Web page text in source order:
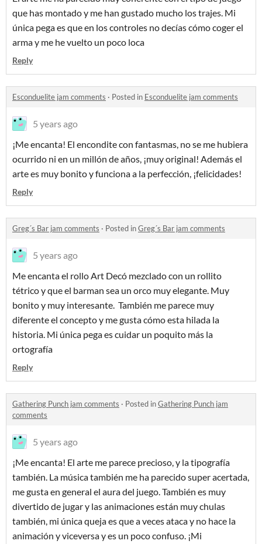
que has montado y me han gustado mucho los trajes. Mi
única pega es que en los controles no decías cómo coger el
arma y me he vuelto un poco loca
Reply
Esconduelite jam comments · Posted in Esconduelite jam comments
5 years ago
¡Me encanta! El encondite con fantasmas, no se me hubiera
ocurrido ni en un millón de años, ¡muy original! Además el
arte es muy bonito y funciona a la perfección, ¡felicidades!
Reply
Greg´s Bar jam comments · Posted inGreg´s Bar jam comments
5 years ago
Me encanta el rollo Art Decó mezclado con un rollito
tétrico y que el barman sea un orco muy elegante. Muy
bonito y muy interesante. También me parece muy
diferente el concepto y me gusta cómo esta hilada la
historia. Mi única pega es cuidar un poquito más la
ortografía
Reply
Gathering Punch jam comments · Posted inGathering Punch jam
comments
5 years ago
¡Me encanta! El arte me parece precioso, y la tipografía
también. La música también me ha parecido super acertada,
me gusta en general el aura del juego. También es muy
divertido de jugar y las animaciones están muy chulas
también, mi única queja es que a veces ataca y no hace la
animación y viceversa y es un poco confuso. ¡Mi